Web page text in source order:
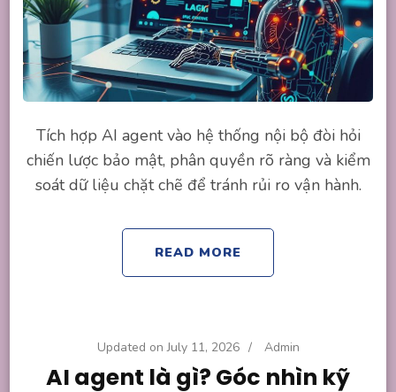
Tích hợp AI agent vào hệ thống nội bộ đòi hỏi
chiến lược bảo mật, phân quyền rõ ràng và kiểm
soát dữ liệu chặt chẽ để tránh rủi ro vận hành.
READ MORE
Updated onJuly 11, 2026 / Admin
AI agent là gì? Góc nhìn kỹ